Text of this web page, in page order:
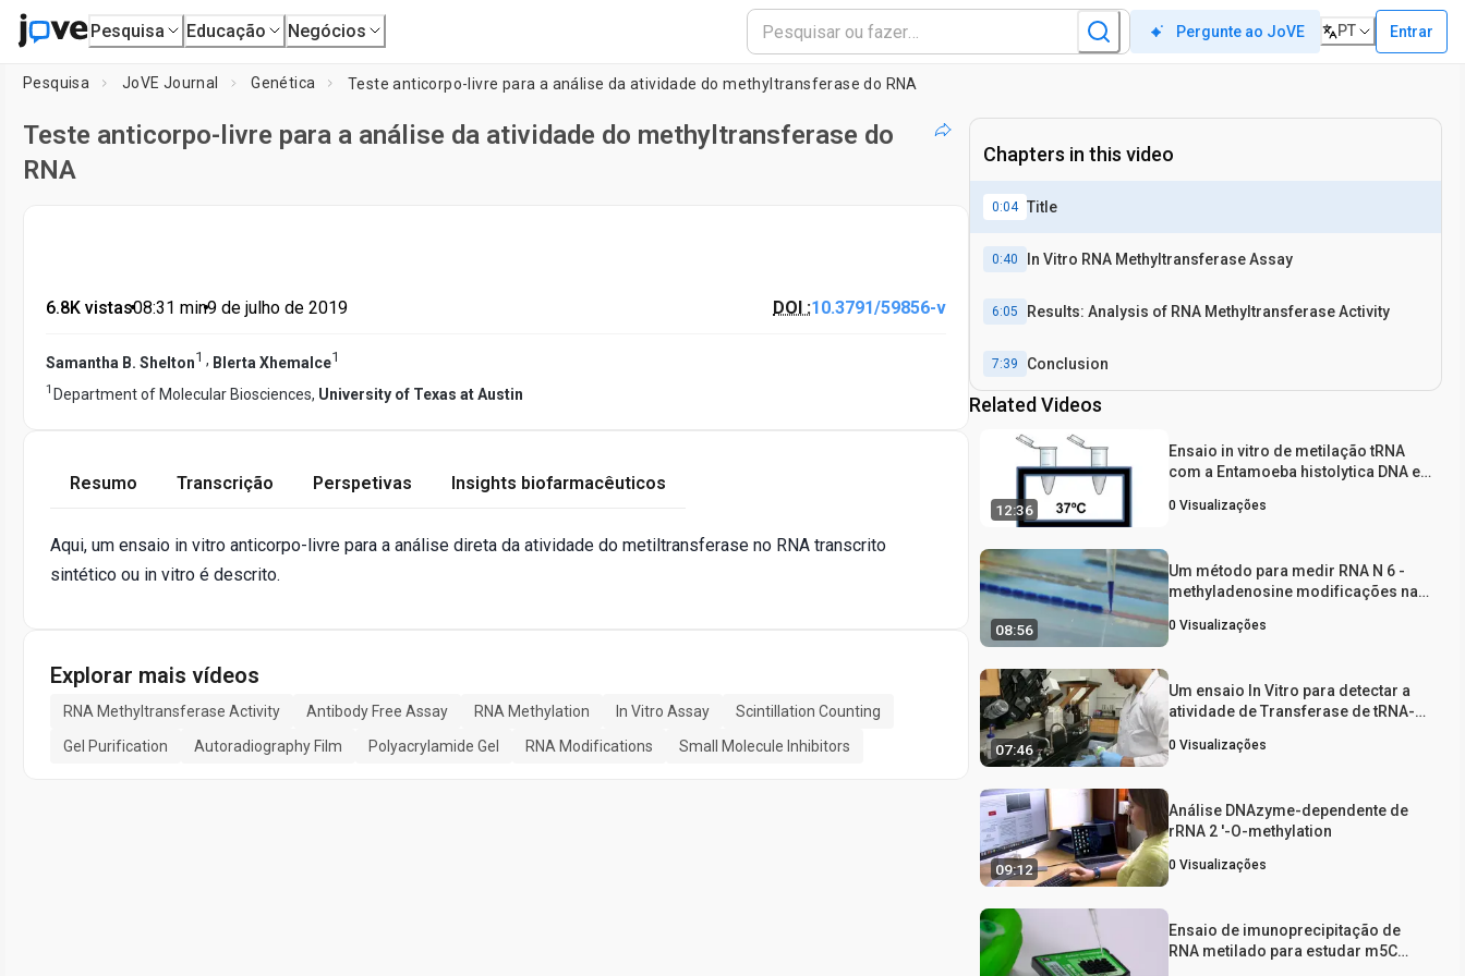
Pesquisa Educação Negócios Pergunte ao JoVE PT Entrar
Pesquisa JoVE Journal Genética Teste anticorpo-livre para a análise da atividade do methyltransferase do RNA
Teste anticorpo-livre para a análise da atividade do methyltransferase do
RNA
6.8K vistas•08:31 min•9 de julho de 2019 DOI :10.3791/59856-v
Samantha B. Shelton1 , Blerta Xhemalce1
1 Department of Molecular Biosciences, University of Texas at Austin
Resumo Transcrição Perspetivas Insights biofarmacêuticos
Aqui, um ensaio in vitro anticorpo-livre para a análise direta da atividade do metiltransferase no RNA transcrito
sintético ou in vitro é descrito.
Explorar mais vídeos
RNA Methyltransferase Activity Antibody Free Assay RNA Methylation In Vitro Assay
Scintillation Counting
Gel Purification
Autoradiography Film Polyacrylamide Gel RNA Modifications Small Molecule Inhibitors
Chapters in this video
0:04 Title
0:40 In Vitro RNA Methyltransferase Assay
6:05 Results: Analysis of RNA Methyltransferase Activity
7:39 Conclusion
Related Videos
12:36
Ensaio in vitro de metilação tRNA
com a Entamoeba histolytica DNA e
(Ehmeth) Enzyme
0 Visualizações
08:56
Um método para medir RNA N 6 -
methyladenosine modificações nas
0 Visualizações
07:46
Um ensaio In Vitro para detectar a
atividade de Transferase de tRNA-
0 Visualizações
09:12
Análise DNAzyme-dependente de
rRNA 2 '-O-methylation
0 Visualizações
Ensaio de imunoprecipitação de
RNA metilado para estudar m5C